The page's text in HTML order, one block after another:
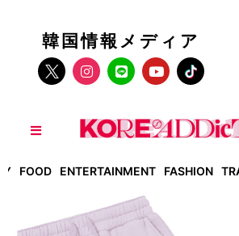
韓国情報メディア
FOOD ENTERTAINMENT FASHION